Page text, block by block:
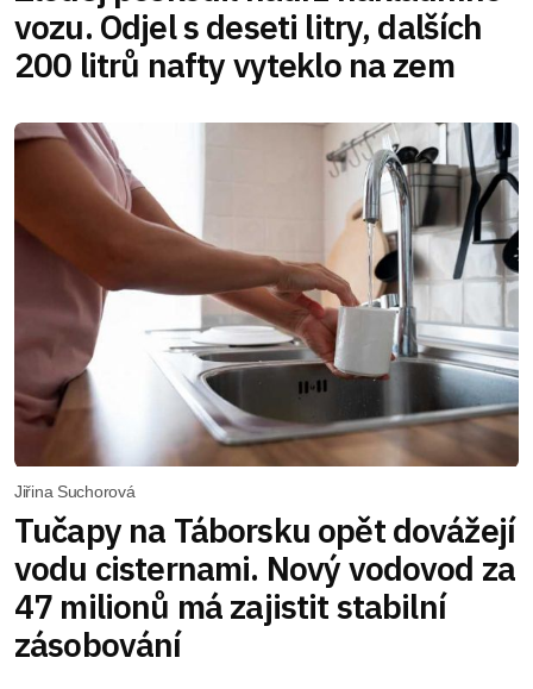
vozu. Odjel s deseti litry, dalších
200 litrů nafty vyteklo na zem
Jiřina Suchorová
Tučapy na Táborsku opět dovážejí
vodu cisternami. Nový vodovod za
47 milionů má zajistit stabilní
zásobování